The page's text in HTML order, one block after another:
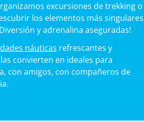
excursiones de trekking o
los elementos más singulares
y adrenalina aseguradas!
náuticas refrescantes y
convierten en ideales para
con amigos, con compañeros de